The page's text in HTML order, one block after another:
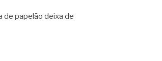
de papelão deixa de